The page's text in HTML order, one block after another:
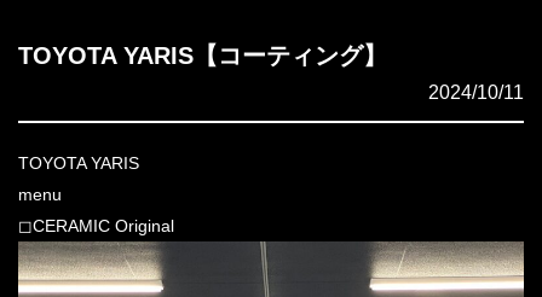
TOYOTA YARIS【コーティング】
2024/10/11
TOYOTA YARIS
menu
◻︎CERAMIC Original